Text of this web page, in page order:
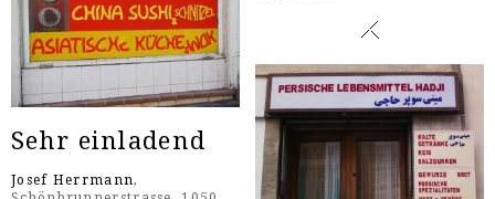
Sehr einladend
Josef Herrmann,